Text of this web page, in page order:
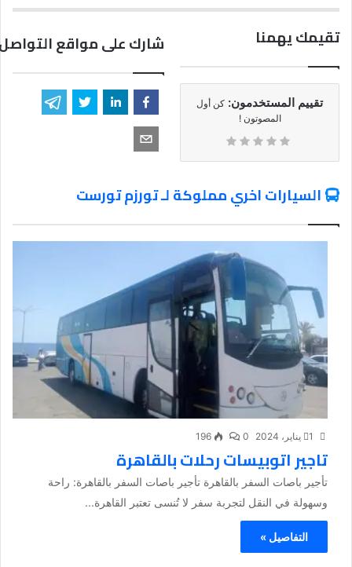
تقيمك يهمنا
تقييم المستخدمون: كن أول
المصوتون !
شارك على مواقع
السيارات اخري مملوكة لـ تورزم تورست
1 يناير، 2024 0
196
تاجير اتوبيسات رحلات بالقاهرة
تأجير باصات السفر بالقاهرة تأجير باصات السفر بالقاهرة: راحة
وسهولة في النقل لتجربة سفر لا تُنسى تعتبر القاهرة...
التفاصيل »